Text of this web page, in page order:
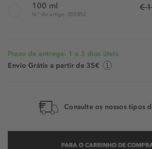
100 ml
N.° do artigo: 855852
€
Prazo de entrega: 1 a 3 dias úteis
Envio Grátis a partir de 35€
Consulte os nossos tipos
PARA O CARRINHO DE